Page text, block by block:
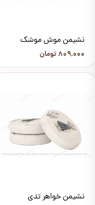
نشیمن موش موشک
۸۰۹,۰۰۰ تومان
نشیمن خواهر تدی